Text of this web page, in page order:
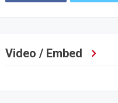
Video / Embed